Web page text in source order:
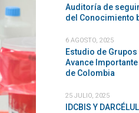
Auditoría de
del Conocimiento
6 AGOSTO, 2025
Estudio de
Avance
de Colombia
25 JULIO, 2025
IDCBIS Y